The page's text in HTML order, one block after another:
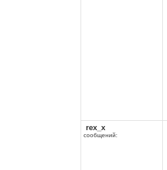
rex_x
сообщений: